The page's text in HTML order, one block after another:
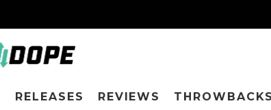
RELEASES REVIEWS THROWBACKS